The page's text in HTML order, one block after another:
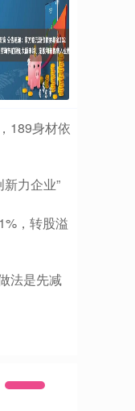
189身材依
力企业”
，转股溢
法是先减